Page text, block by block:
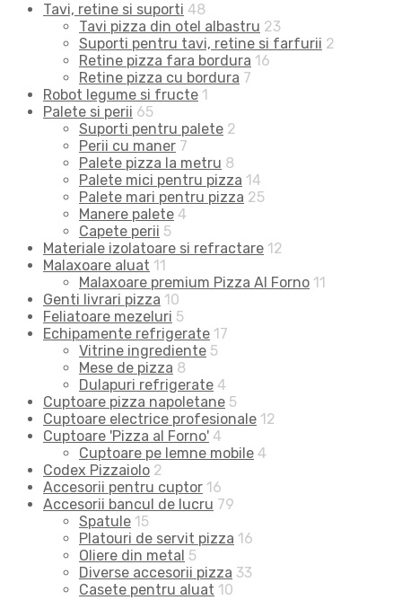
Tavi, retine si suporti 48
Tavi pizza din otel albastru 23
Suporti pentru tavi, retine si farfurii 2
Retine pizza fara bordura 16
Retine pizza cu bordura 7
Robot legume si fructe 1
Palete si perii 65
Suporti pentru palete 2
Perii cu maner 7
Palete pizza la metru 8
Palete mici pentru pizza 14
Palete mari pentru pizza 25
Manere palete 4
Capete perii 5
Materiale izolatoare si refractare 12
Malaxoare aluat 11
Malaxoare premium Pizza Al Forno 11
Genti livrari pizza 10
Feliatoare mezeluri 5
Echipamente refrigerate 17
Vitrine ingrediente 5
Mese de pizza 8
Dulapuri refrigerate 4
Cuptoare pizza napoletane 5
Cuptoare electrice profesionale 12
Cuptoare 'Pizza al Forno' 4
Cuptoare pe lemne mobile 4
Codex Pizzaiolo 2
Accesorii pentru cuptor 16
Accesorii bancul de lucru 79
Spatule 15
Platouri de servit pizza 16
Oliere din metal 5
Diverse accesorii pizza 33
Casete pentru aluat 10